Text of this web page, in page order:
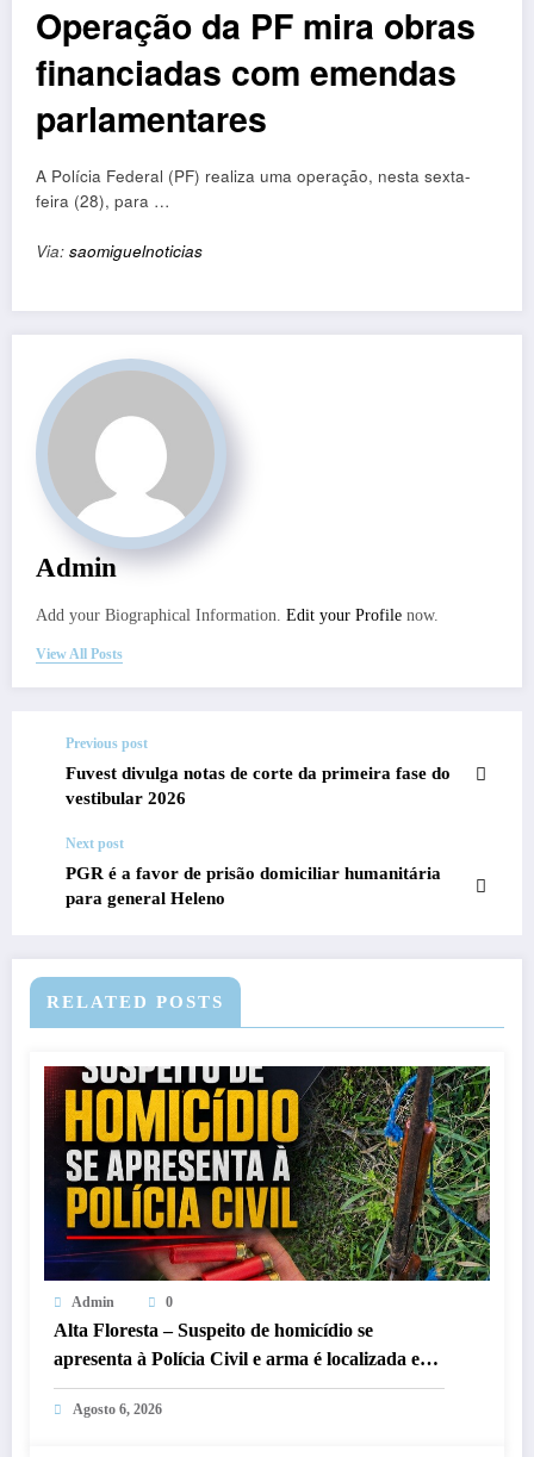
Operação da PF mira obras
financiadas com emendas
parlamentares
A Polícia Federal (PF) realiza uma operação, nesta sexta-
feira (28), para …
Via: saomiguelnoticias
Admin
Add your Biographical Information. Edit your Profile now.
View All Posts
Previous post
Fuvest divulga notas de corte da primeira fase do
vestibular 2026
Next post
PGR é a favor de prisão domiciliar humanitária
para general Heleno
RELATED POSTS
Admin 0
Alta Floresta – Suspeito de homicídio se
apresenta à Polícia Civil e arma é localizada em
propriedade rural
Agosto 6, 2026